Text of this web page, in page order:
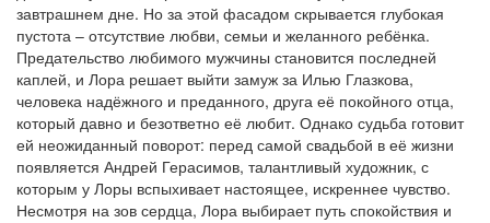
завтрашнем дне. Но за этой фасадом скрывается глубокая
пустота – отсутствие любви, семьи и желанного ребёнка.
Предательство любимого мужчины становится последней
каплей, и Лора решает выйти замуж за Илью Глазкова,
человека надёжного и преданного, друга её покойного отца,
который давно и безответно её любит. Однако судьба готовит
ей неожиданный поворот: перед самой свадьбой в её жизни
появляется Андрей Герасимов, талантливый художник, с
которым у Лоры вспыхивает настоящее, искреннее чувство.
Несмотря на зов сердца, Лора выбирает путь спокойствия и